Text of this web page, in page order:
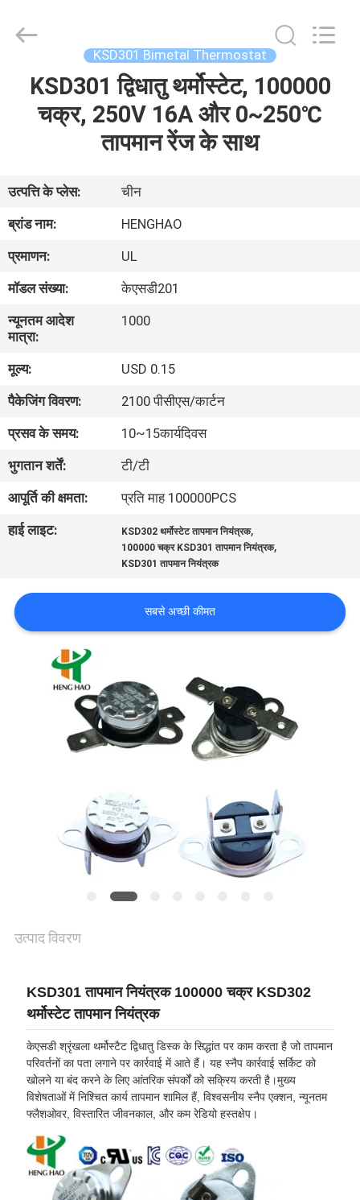
वीआर
दिखाएँ
हमारे
बारे
में
फैक्टरी
यात्रा
गुणवत्ता
नियंत्रण
हमसे
करें
समाचार
PRIVACY
Electric
Reserved.
KSD301 Bimetal Thermostat
KSD301 द्विधातु थर्मोस्टेट, 100000
चक्र, 250V 16A और 0~250℃
तापमान रेंज के साथ
उत्पत्ति के प्लेस:
चीन
ब्रांड नाम:
HENGHAO
प्रमाणन:
UL
मॉडल संख्या:
केएसडी201
न्यूनतम आदेश
मात्रा:
1000
मूल्य:
USD 0.15
पैकेजिंग विवरण:
2100 पीसीएस/कार्टन
प्रसव के समय:
10~15कार्यदिवस
भुगतान शर्तें:
टी/टी
आपूर्ति की क्षमता:
प्रति माह 100000PCS
हाई लाइट:
KSD302 थर्मोस्टेट तापमान नियंत्रक,
100000 चक्र KSD301 तापमान नियंत्रक,
KSD301 तापमान नियंत्रक
सबसे अच्छी कीमत
उत्पाद विवरण
KSD301 तापमान नियंत्रक 100000 चक्र KSD302
थर्मोस्टेट तापमान नियंत्रक
केएसडी श्रृंखला थर्मोस्टैट द्विधातु डिस्क के सिद्धांत पर काम करता है जो तापमान
परिवर्तनों का पता लगाने पर कार्रवाई में आते हैं। यह स्नैप कार्रवाई सर्किट को
खोलने या बंद करने के लिए आंतरिक संपर्कों को सक्रिय करती है।मुख्य
विशेषताओं में निश्चित कार्य तापमान शामिल हैं, विश्वसनीय स्नैप एक्शन, न्यूनतम
फ्लैशओवर, विस्तारित जीवनकाल, और कम रेडियो हस्तक्षेप।